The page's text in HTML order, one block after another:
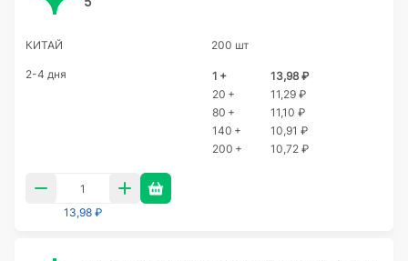
КИТАЙ 200 шт
2-4 дня 1 +
13,98 ₽
20 +
11,29 ₽
80 +
11,10 ₽
140 +
10,91 ₽
200 +
10,72 ₽
13,98 ₽